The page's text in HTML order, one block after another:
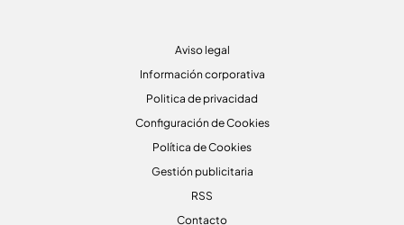
Aviso legal
Información corporativa
Politica de privacidad
Configuración de Cookies
Política de Cookies
Gestión publicitaria
RSS
Contacto